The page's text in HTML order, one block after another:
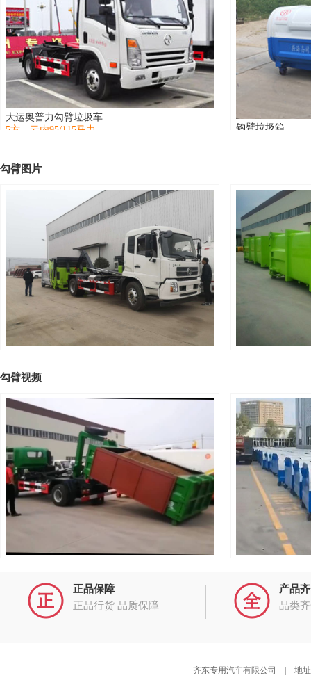
大运奥普力勾臂垃圾车
5方，云内95/115马力
钩臂垃圾箱
勾臂图片
可移动智能压缩站，一站配2箱，带轨道图片
勾臂视频
正品保障
正品行货 品质保障
产品
品类
齐东专用汽车有限公司 | 地